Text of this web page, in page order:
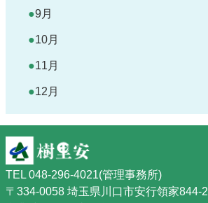
9月
10月
11月
12月
TEL 048-296-4021(管理事務所)
〒334-0058 埼玉県川口市安行領家844-2